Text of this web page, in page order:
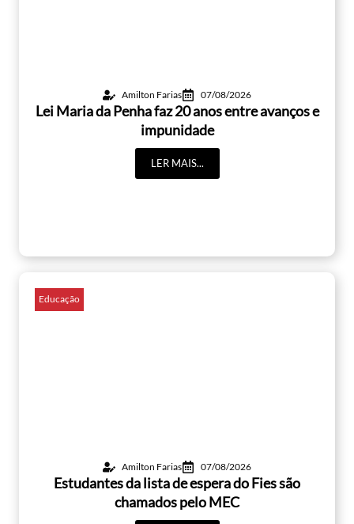
Amilton Farias 07/08/2026
Lei Maria da Penha faz 20 anos entre avanços e
impunidade
LER MAIS...
Educação
Amilton Farias 07/08/2026
Estudantes da lista de espera do Fies são
chamados pelo MEC